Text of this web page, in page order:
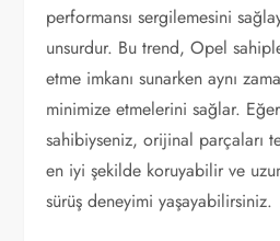
performansı sergilemesini
unsurdur. Bu trend, Opel
etme imkanı sunarken aynı
minimize etmelerini sağlar.
sahibiyseniz, orijinal parçaları
en iyi şekilde koruyabilir ve
sürüş deneyimi yaşayabilirsiniz.